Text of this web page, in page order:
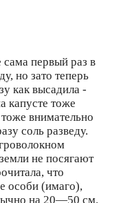
первый раз в
но зато теперь
как высадила -
капусте тоже
внимательно
соль разведу.
не посягают
что
особи (имаго),
на 20—50 см.